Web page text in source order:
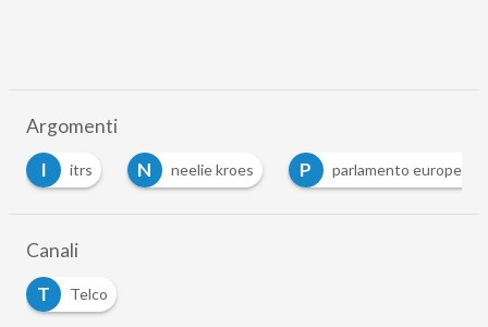
Argomenti
itrs neelie kroes
parlamento europeo
Canali
T
Telco